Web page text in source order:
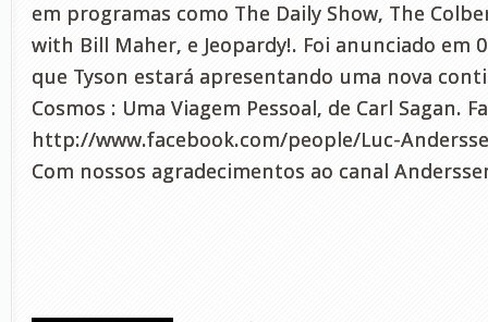
em programas como The Daily Show, The
with Bill Maher, e Jeopardy!. Foi anunciado em
que Tyson estará apresentando uma nova
Cosmos : Uma Viagem Pessoal, de Carl Sagan.
http://www.facebook.com/people/Luc-
Com nossos agradecimentos ao canal